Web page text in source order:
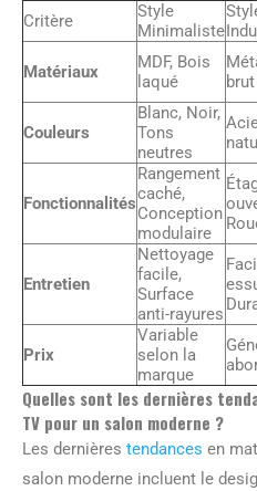
Critère
Style
Minimaliste
Matériaux
MDF, Bois
laqué
brut
Couleurs
Blanc, Noir,
Tons
neutres
Fonctionnalités
Rangement
caché,
Conception
modulaire
Entretien
Nettoyage
facile,
Surface
anti-rayures
Prix
Variable
selon la
marque
Quelles sont les dernières
TV pour un salon moderne ?
Les dernières tendances en
salon moderne incluent le